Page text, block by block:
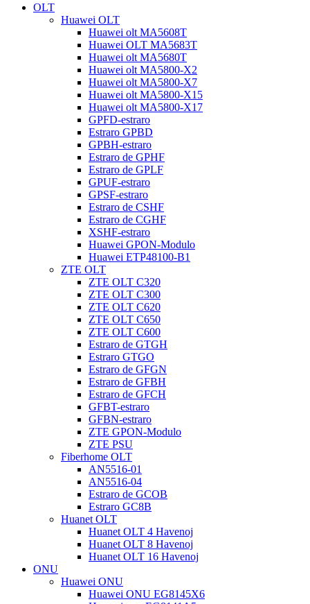
OLT
Huawei OLT
Huawei olt MA5608T
Huawei OLT MA5683T
Huawei olt MA5680T
Huawei olt MA5800-X2
Huawei olt MA5800-X7
Huawei olt MA5800-X15
Huawei olt MA5800-X17
GPFD-estraro
Estraro GPBD
GPBH-estraro
Estraro de GPHF
Estraro de GPLF
GPUF-estraro
GPSF-estraro
Estraro de CSHF
Estraro de CGHF
XSHF-estraro
Huawei GPON-Modulo
Huawei ETP48100-B1
ZTE OLT
ZTE OLT C320
ZTE OLT C300
ZTE OLT C620
ZTE OLT C650
ZTE OLT C600
Estraro de GTGH
Estraro GTGO
Estraro de GFGN
Estraro de GFBH
Estraro de GFCH
GFBT-estraro
GFBN-estraro
ZTE GPON-Modulo
ZTE PSU
Fiberhome OLT
AN5516-01
AN5516-04
Estraro de GCOB
Estraro GC8B
Huanet OLT
Huanet OLT 4 Havenoj
Huanet OLT 8 Havenoj
Huanet OLT 16 Havenoj
ONU
Huawei ONU
Huawei ONU EG8145X6